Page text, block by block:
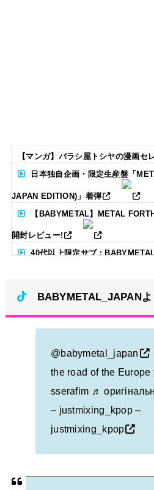
【マンガ】バラシ屋トシヤの漫画セ
日本独自企画・限定生産盤「
JAPAN EDITION)」着弾
【BABYMETAL】METAL
開封レビュー!
40代以上限定サブ：
BABYMETAL「CANNONBALL
タワーレコード新宿店にて
Powered by livedoor 相互RSS
BABYMETAL_JAPANよ
@babymetal_japan
the road of the Europe
sserafim ♬
– justmixing_kpop –
justmixing_kpop